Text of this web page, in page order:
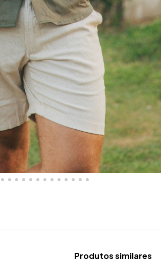
Produtos similares